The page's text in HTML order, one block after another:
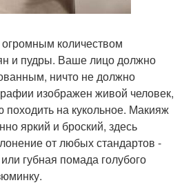
количеством
и пудры. Ваше лицо должно
ничто не должно
изображен живой человек,
на кукольное. Макияж
яркий и броский, здесь
от любых стандартов -
губная помада голубого